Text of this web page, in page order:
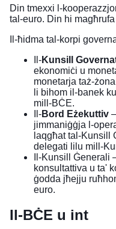
Din tmexxi l-
tal-euro. Din hi
Il-ħidma tal-korpi
Il-Kunsill
ekonomiċi u
monetarja taż-
li bihom il-banek
mill-BĊE.
Il-Bord Eżekuttiv
jimmaniġġja l-
laqgħat tal-Kunsill
delegati lilu mill-
Il-Kunsill Ġenerali
konsultattiva u ta'
ġodda jħejju
euro.
Il-BĊE u int